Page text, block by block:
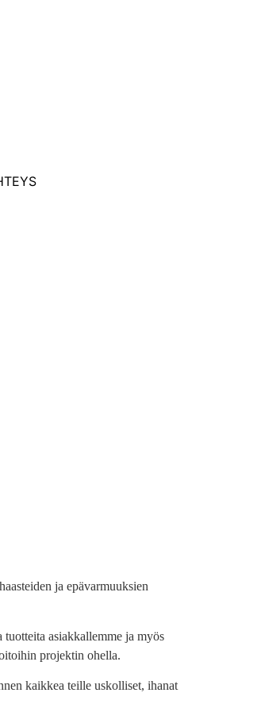
ja epävarmuuksien
asiakkallemme ja myös
projektin ohella.
kaikkea teille uskolliset, ihanat